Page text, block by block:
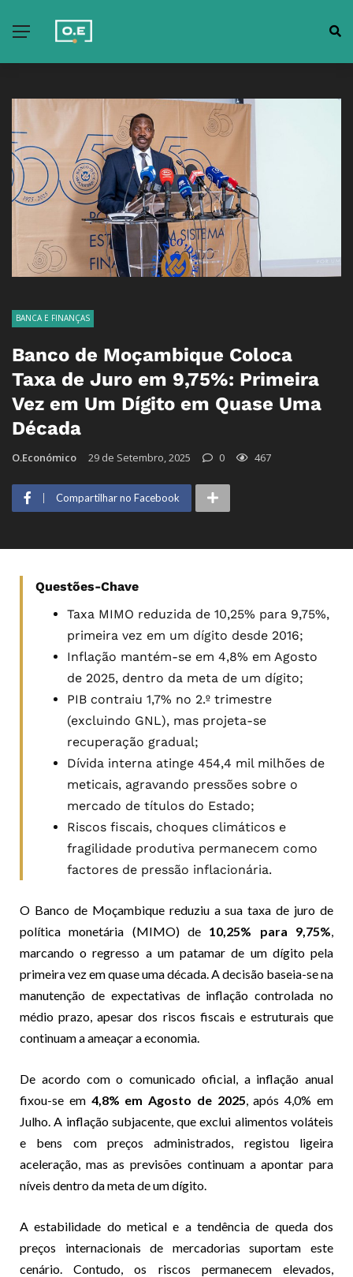
BANCA E FINANÇAS
Banco de Moçambique Coloca
Taxa de Juro em 9,75%: Primeira
Vez em Um Dígito em Quase Uma
Década
O.Económico 29 de Setembro, 2025 0 467
Compartilhar no Facebook
Questões-Chave
Taxa MIMO reduzida de 10,25% para 9,75%,
primeira vez em um dígito desde 2016;
Inflação mantém-se em 4,8% em Agosto
de 2025, dentro da meta de um dígito;
PIB contraiu 1,7% no 2.º trimestre
(excluindo GNL), mas projeta-se
recuperação gradual;
Dívida interna atinge 454,4 mil milhões de
meticais, agravando pressões sobre o
mercado de títulos do Estado;
Riscos fiscais, choques climáticos e
fragilidade produtiva permanecem como
factores de pressão inflacionária.
O Banco de Moçambique reduziu a sua taxa de juro de
política monetária (MIMO) de 10,25% para 9,75%,
marcando o regresso a um patamar de um dígito pela
primeira vez em quase uma década. A decisão baseia-se na
manutenção de expectativas de inflação controlada no
médio prazo, apesar dos riscos fiscais e estruturais que
continuam a ameaçar a economia.
De acordo com o comunicado oficial, a inflação anual
fixou-se em 4,8% em Agosto de 2025, após 4,0% em
Julho. A inflação subjacente, que exclui alimentos voláteis
e bens com preços administrados, registou ligeira
aceleração, mas as previsões continuam a apontar para
níveis dentro da meta de um dígito.
A estabilidade do metical e a tendência de queda dos
preços internacionais de mercadorias suportam este
cenário. Contudo, os riscos permanecem elevados,